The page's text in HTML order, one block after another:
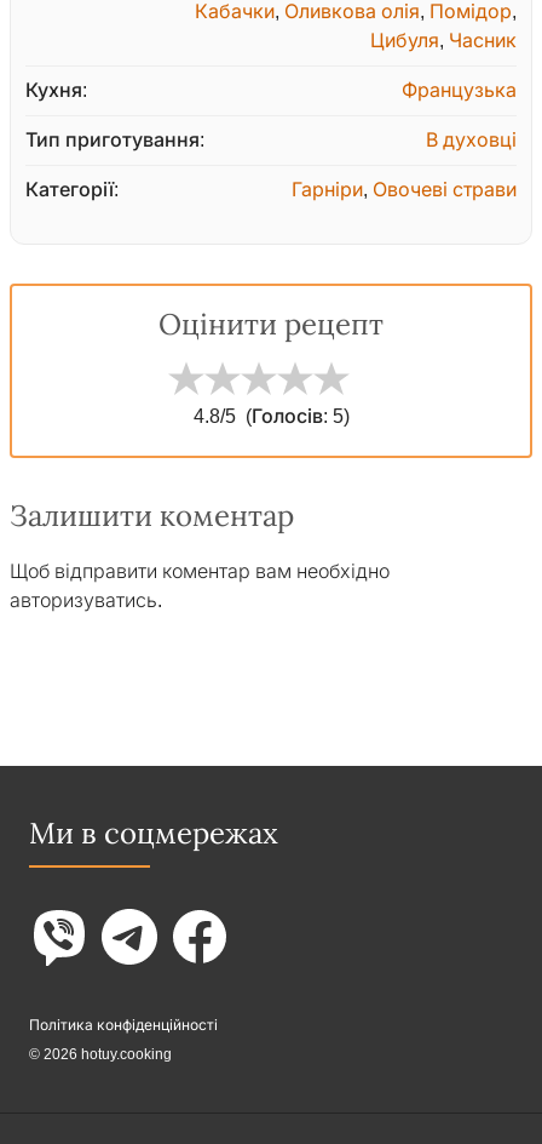
Кабачки, Оливкова олія, Помідор,
Цибуля, Часник
Кухня: Французька
Тип приготування: В духовці
Категорії: Гарніри, Овочеві страви
Оцінити рецепт
4.8/5 (Голосів: 5)
Залишити коментар
Щоб відправити коментар вам необхідно
авторизуватись.
Ми в соцмережах
Політика конфіденційності
© 2026 hotuy.cooking